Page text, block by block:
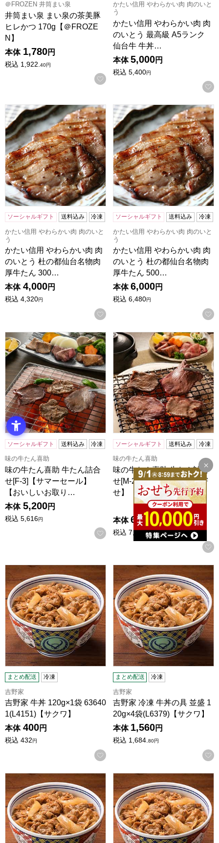
＠FROZEN 井筒まい泉
井筒まい泉 まい泉の茶美豚
ヒレかつ 170g【＠FROZE
N】
本体 1,780円
税込 1,922.40円
お気に入りに登録する
かたい信用 やわらかい肉 肉のいと
う
かたい信用 やわらかい肉 肉
のいとう 最高級 A5ランク
仙台牛 牛丼…
本体 5,000円
税込 5,400円
かたい信用 やわらかい肉 肉のいとう 杜の都仙台名物肉厚牛
ソーシャルギフト 送料込み 冷凍
かたい信用 やわらかい肉 肉のいと
う
かたい信用 やわらかい肉 肉
のいとう 杜の都仙台名物肉
厚牛たん 300…
本体 4,000円
税込 4,320円
お気に入りに登録する
かたい信用 やわらかい肉 肉
ソーシャルギフト 送料込み 冷凍
かたい信用 やわらかい肉 肉のいと
う
かたい信用 やわらかい肉 肉
のいとう 杜の都仙台名物肉
厚牛たん 500…
本体 6,000円
税込 6,480円
味の牛たん喜助 牛たん詰合せ[F-3]【サマーセール】【おい
ソーシャルギフト 送料込み 冷凍
味の牛たん喜助
味の牛たん喜助 牛たん詰合
せ[F-3]【サマーセール】
【おいしいお取り…
本体 5,200円
税込 5,616円
お気に入りに登録する
味の牛たん喜助 牛たん詰合
ソーシャルギフト 送料込み 冷凍
味の牛たん喜助
味の牛たん喜助 牛たん詰合
せ[M-2]【おいしいお取り寄
せ】
5点（5点満点中）
（1件の評価
）
本体 6,700 円
税込 7,236円
吉野家 牛丼 120g×1袋 636401(L4151)【サクワ】
まとめ配送 冷凍
吉野家
吉野家 牛丼 120g×1袋 63640
1(L4151)【サクワ】
本体 400円
税込 432円
お気に入りに登録する
吉野家 冷凍 牛丼の具 並盛
まとめ配送 冷凍
吉野家
吉野家 冷凍 牛丼の具 並盛 1
20g×4袋(L6379)【サクワ】
本体 1,560円
税込 1,684. 80円
吉野家 冷凍 牛丼の具 並盛 120g×10袋(L5623)【サクワ】
吉野家 冷凍 牛丼の具 並盛